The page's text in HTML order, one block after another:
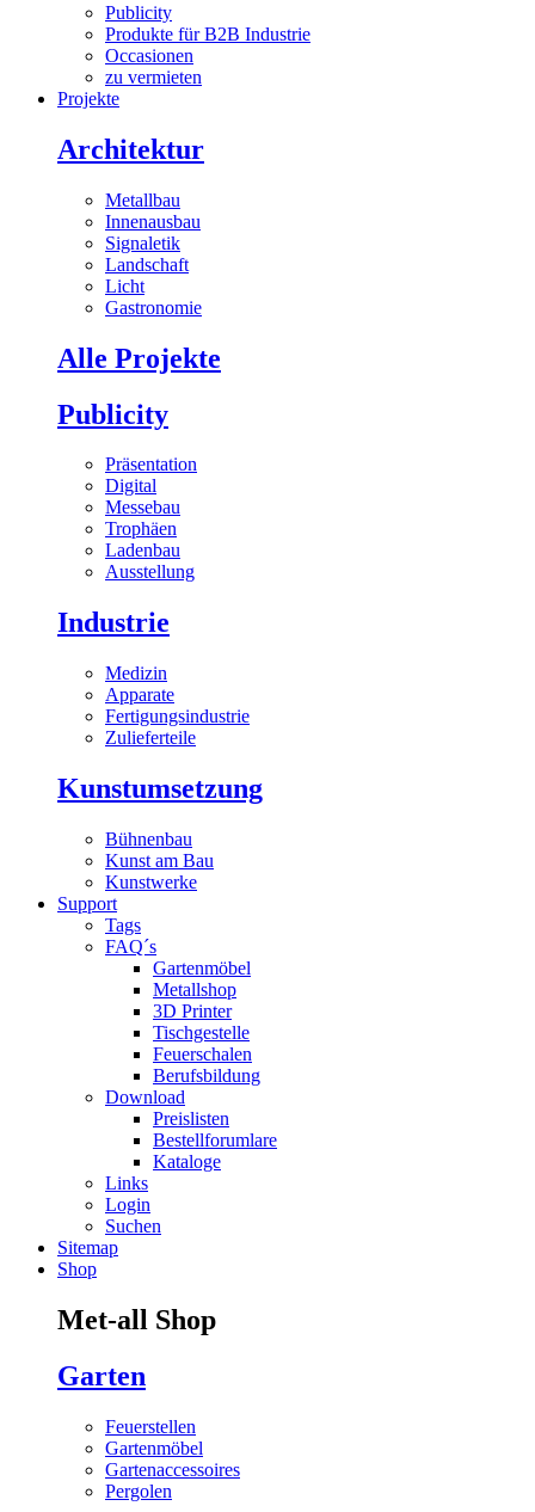
Publicity
Produkte für B2B Industrie
Occasionen
zu vermieten
Projekte
Architektur
Metallbau
Innenausbau
Signaletik
Landschaft
Licht
Gastronomie
Alle Projekte
Publicity
Präsentation
Digital
Messebau
Trophäen
Ladenbau
Ausstellung
Industrie
Medizin
Apparate
Fertigungsindustrie
Zulieferteile
Kunstumsetzung
Bühnenbau
Kunst am Bau
Kunstwerke
Support
Tags
FAQ´s
Gartenmöbel
Metallshop
3D Printer
Tischgestelle
Feuerschalen
Berufsbildung
Download
Preislisten
Bestellforumlare
Kataloge
Links
Login
Suchen
Sitemap
Shop
Met-all Shop
Garten
Feuerstellen
Gartenmöbel
Gartenaccessoires
Pergolen